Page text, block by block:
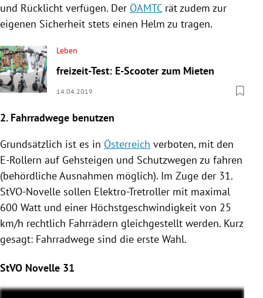
und Rücklicht verfügen. Der ÖAMTCrät zudem zur
eigenen Sicherheit stets einen Helm zu tragen.
Leben
freizeit-Test: E-Scooter zum Mieten
14.04.2019
2. Fahrradwege benutzen
Grundsätzlich ist es in Österreich verboten, mit den
E-Rollern auf Gehsteigen und Schutzwegen zu fahren
(behördliche Ausnahmen möglich). Im Zuge der 31.
StVO-Novelle sollen Elektro-Tretroller mit maximal
600 Watt und einer Höchstgeschwindigkeit von 25
km/h rechtlich Fahrrädern gleichgestellt werden. Kurz
gesagt: Fahrradwege sind die erste Wahl.
StVO Novelle 31